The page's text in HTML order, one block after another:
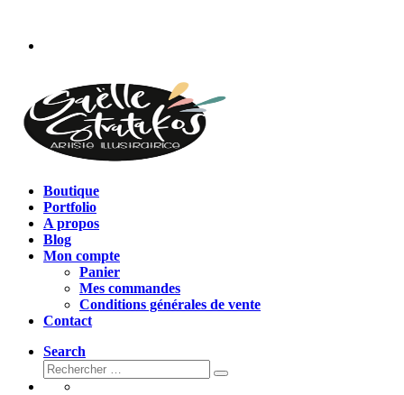
contenu
Boutique
Portfolio
A propos
Blog
Mon compte
Panier
Mes commandes
Conditions générales de vente
Contact
Search
Rechercher
Rechercher